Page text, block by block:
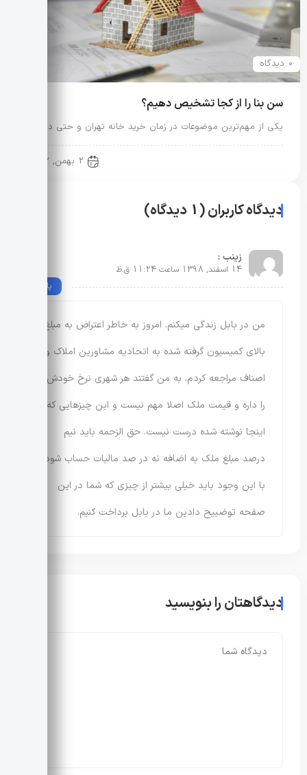
0 دیدگاه
سن بنا را از کجا تشخیص دهیم؟
یکی از مهم‌ترین موضوعات در زمان خرید خانه تهران و حتی در…
2 بهمن, 1402
دیدگاه کاربران (1 دیدگاه)
زینب :
14 اسفند, 1398 ساعت 11:24 ق.ظ
پاسخ
من در بابل زندگی میکنم. امروز به خاطر اعتراض به مبلغ
بالای کمیسیون گرفته شده به اتحادیه مشاورین املاک و
اصناف مراجعه کردم. به من گفتند هر شهری نرخ خودش
را داره و قیمت ملک اصلا مهم نیست و این چیزهایی که
اینجا نوشته شده درست نیست. حق الزحمه باید نیم
درصد مبلغ ملک به اضافه نه در صد مالیات حساب شود.
با این وجود باید خیلی بیشتر از چیزی که شما در این
صفحه توضییح دادین ما در بابل برداخت کنیم.
دیدگاهتان را بنویسید